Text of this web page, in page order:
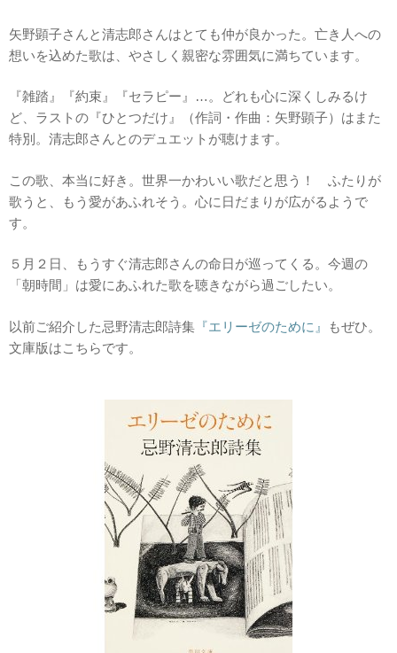
矢野顕子さんと清志郎さんはとても仲が良かった。亡き人への
想いを込めた歌は、やさしく親密な雰囲気に満ちています。
『雑踏』『約束』『セラピー』…。どれも心に深くしみるけ
ど、ラストの『ひとつだけ』（作詞・作曲：矢野顕子）はまた
特別。清志郎さんとのデュエットが聴けます。
この歌、本当に好き。世界一かわいい歌だと思う！ ふたりが
歌うと、もう愛があふれそう。心に日だまりが広がるようで
す。
５月２日、もうすぐ清志郎さんの命日が巡ってくる。今週の
「朝時間」は愛にあふれた歌を聴きながら過ごしたい。
以前ご紹介した忌野清志郎詩集 『エリーゼのために』
もぜひ。
文庫版はこちらです。